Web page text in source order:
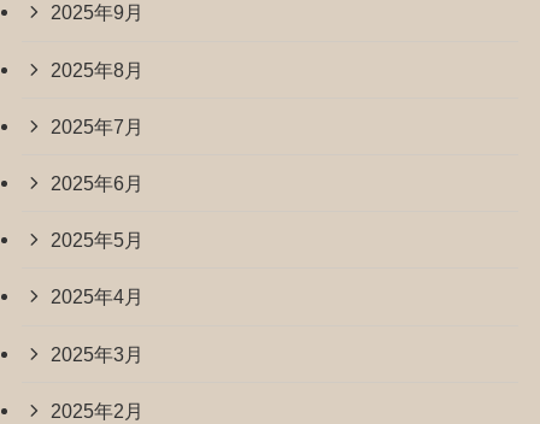
2025年9月
2025年8月
2025年7月
2025年6月
2025年5月
2025年4月
2025年3月
2025年2月